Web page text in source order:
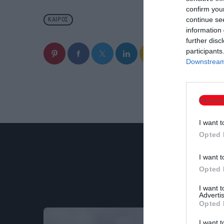
confirm
continue
information
further
I want
Opted
I want
Opted
I want
Opted
I want
ΚΑΙΡΌΣ